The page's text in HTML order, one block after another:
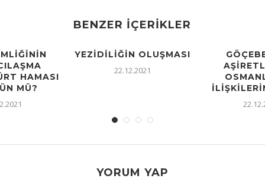
BENZER İÇERIKLER
HAMASI
MÜ?
YEZIDILIĞIN OLUŞMASI
22.12.2021
YORUM YAP